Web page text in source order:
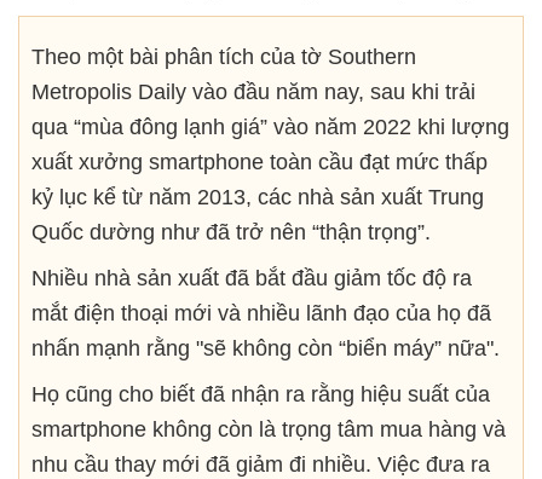
Theo một bài phân tích của tờ Southern
Metropolis Daily vào đầu năm nay, sau khi trải
qua “mùa đông lạnh giá” vào năm 2022 khi lượng
xuất xưởng smartphone toàn cầu đạt mức thấp
kỷ lục kể từ năm 2013, các nhà sản xuất Trung
Quốc dường như đã trở nên “thận trọng”.
Nhiều nhà sản xuất đã bắt đầu giảm tốc độ ra
mắt điện thoại mới và nhiều lãnh đạo của họ đã
nhấn mạnh rằng "sẽ không còn “biển máy” nữa".
Họ cũng cho biết đã nhận ra rằng hiệu suất của
smartphone không còn là trọng tâm mua hàng và
nhu cầu thay mới đã giảm đi nhiều. Việc đưa ra